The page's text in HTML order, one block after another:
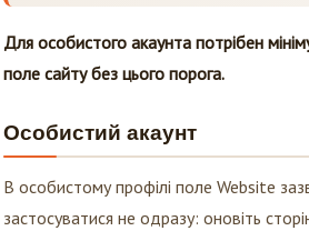
Для особистого акаунта потрібен
поле сайту без цього порога.
Особистий акаунт
В особистому профілі поле Website
застосуватися не одразу: оновіть